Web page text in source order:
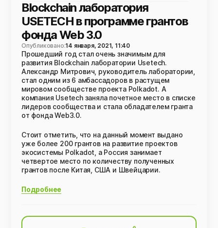
Blockchain лаборатория
USETECH в программе грантов
фонда Web 3.0
Опубликовано:14 января, 2021, 11:40
Прошедший год стал очень значимым для
развития Blockchain лаборатории Usetech.
Александр Митрович, руководитель лаборатории,
стал одним из 6 амбассадоров в растущем
мировом сообществе проекта Polkadot. А
компания Usetech заняла почетное место в списке
лидеров сообщества и стала обладателем гранта
от фонда Web3.0.
Стоит отметить, что на данный момент выдано
уже более 200 грантов на развитие проектов
экосистемы Polkadot, а Россия занимает
четвертое место по количеству полученных
грантов после Китая, США и Швейцарии.
Подробнее